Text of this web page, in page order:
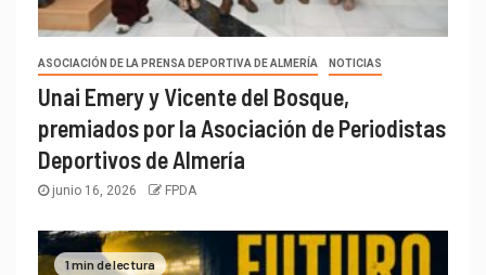
ASOCIACIÓN DE LA PRENSA DEPORTIVA DE ALMERÍA NOTICIAS
Unai Emery y Vicente del Bosque,
premiados por la Asociación de Periodistas
Deportivos de Almería
junio 16, 2026 FPDA
1 min de lectura